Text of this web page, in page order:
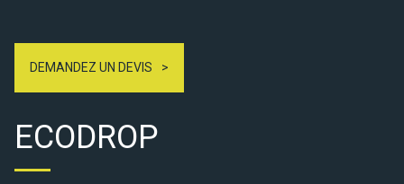
DEMANDEZ UN DEVIS
ECODROP